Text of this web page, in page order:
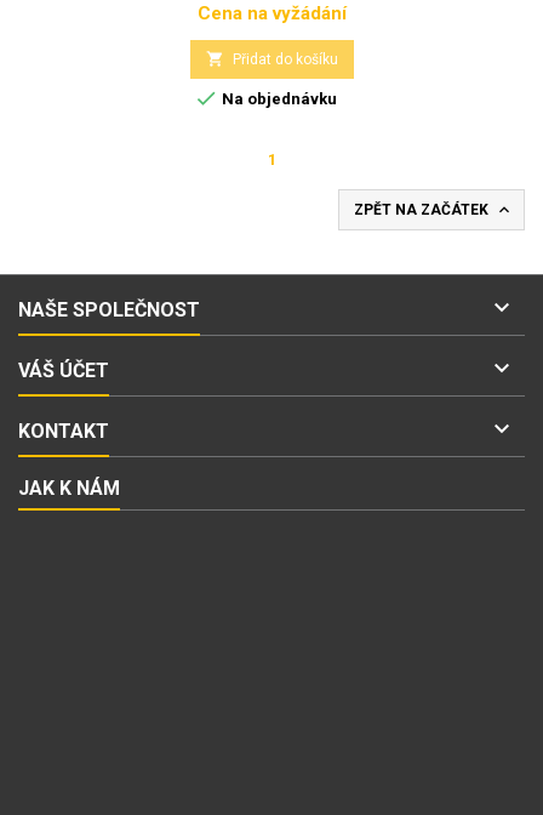
Cena
Cena na vyžádání
 Přidat do košíku
 Na objednávku
1
ZPĚT NA ZAČÁTEK 
NAŠE SPOLEČNOST 
VÁŠ ÚČET 
KONTAKT 
JAK K NÁM